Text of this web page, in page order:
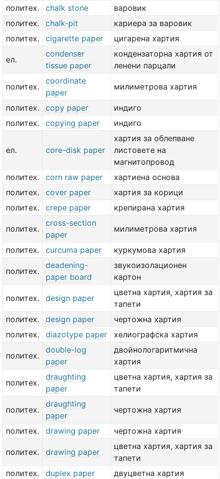
политех.
chalk stone
варовик
политех.
chalk-pit
кариера за варовик
политех.
cigarette paper цигарена хартия
ел.
condenser
tissue paper
кондензаторна хартия от
ленени парцали
политех.
coordinate
paper
милиметрова хартия
политех. copy paper
индиго
политех.
copying paper индиго
ел. core-disk paper
хартия за облепване
листовете на
магнитопровод
политех.
corn raw paper
хартиена основа
политех.
cover paper
хартия за корици
политех.
crepe paper крепирана хартия
политех.
cross-section
paper
милиметрова хартия
политех. curcuma paper куркумова хартия
политех.
deadening-
paper board
звукоизолационен
картон
политех. design paper
цветна хартия, хартия за
тапети
политех.
design paper
чертожна хартия
политех.
diazotype paper хелиографска хартия
политех.
double-log
paper
двойнологаритмична
хартия
политех.
draughting
paper
цветна хартия, хартия за
тапети
политех.
draughting
paper
чертожна хартия
политех. drawing paper чертожна хартия
политех. drawing paper
цветна хартия, хартия за
тапети
политех.
duplex paper двуцветна хартия